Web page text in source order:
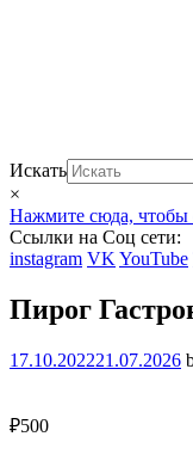
Искать
×
Нажмите сюда, чтобы
Ссылки на Соц сети:
instagram VK YouTube
Пирог
17.10.202221.07.2026
₽500